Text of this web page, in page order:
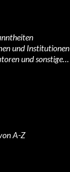
und Institutionen
und sonstige…
A-Z